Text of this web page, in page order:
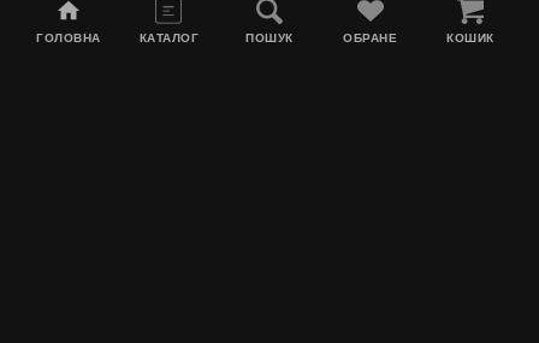
ГОЛОВНА КАТАЛОГ ПОШУК ОБРАНЕ КОШИК